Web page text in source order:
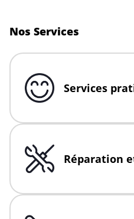
Nos Services
Click to expand or
Services
Click to expand or
Réparation